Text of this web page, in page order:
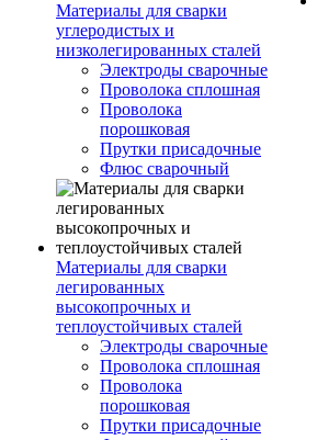
Материалы для сварки
углеродистых и
низколегированных сталей
Электроды сварочные
Проволока сплошная
Проволока
порошковая
Прутки присадочные
Флюс сварочный
Материалы для сварки
легированных
высокопрочных и
теплоустойчивых сталей
Электроды сварочные
Проволока сплошная
Проволока
порошковая
Прутки присадочные